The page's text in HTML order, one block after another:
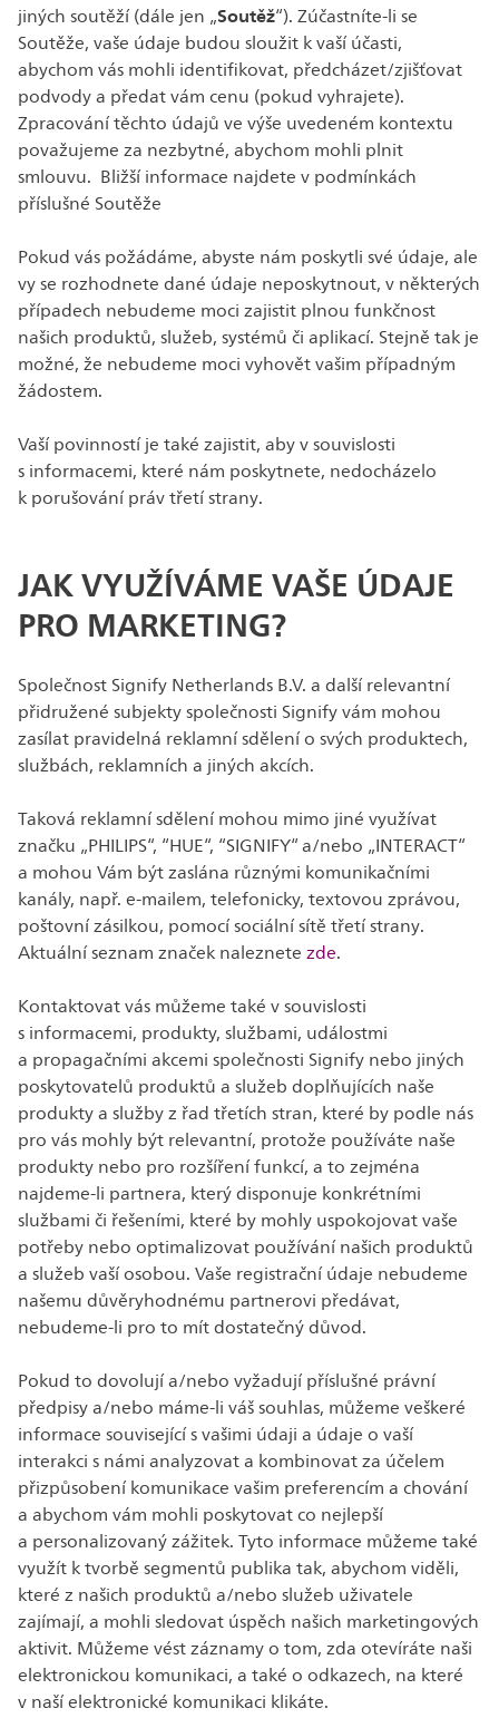
jiných soutěží (dále jen „Soutěž“). Zúčastníte-li se
Soutěže, vaše údaje budou sloužit k vaší účasti,
abychom vás mohli identifikovat, předcházet/zjišťovat
podvody a předat vám cenu (pokud vyhrajete).
Zpracování těchto údajů ve výše uvedeném kontextu
považujeme za nezbytné, abychom mohli plnit
smlouvu. Bližší informace najdete v podmínkách
příslušné Soutěže
Pokud vás požádáme, abyste nám poskytli své údaje, ale
vy se rozhodnete dané údaje neposkytnout, v některých
případech nebudeme moci zajistit plnou funkčnost
našich produktů, služeb, systémů či aplikací. Stejně tak je
možné, že nebudeme moci vyhovět vašim případným
žádostem.
Vaší povinností je také zajistit, aby v souvislosti
s informacemi, které nám poskytnete, nedocházelo
k porušování práv třetí strany.
JAK VYUŽÍVÁME VAŠE ÚDAJE
PRO MARKETING?
Společnost Signify Netherlands B.V. a další relevantní
přidružené subjekty společnosti Signify vám mohou
zasílat pravidelná reklamní sdělení o svých produktech,
službách, reklamních a jiných akcích.
Taková reklamní sdělení mohou mimo jiné využívat
značku „PHILIPS“, “HUE“, “SIGNIFY“ a/nebo „INTERACT“
a mohou Vám být zaslána různými komunikačními
kanály, např. e-mailem, telefonicky, textovou zprávou,
poštovní zásilkou, pomocí sociální sítě třetí strany.
Aktuální seznam značek naleznetezde.
Kontaktovat vás můžeme také v souvislosti
s informacemi, produkty, službami, událostmi
a propagačními akcemi společnosti Signify nebo jiných
poskytovatelů produktů a služeb doplňujících naše
produkty a služby z řad třetích stran, které by podle nás
pro vás mohly být relevantní, protože používáte naše
produkty nebo pro rozšíření funkcí, a to zejména
najdeme-li partnera, který disponuje konkrétními
službami či řešeními, které by mohly uspokojovat vaše
potřeby nebo optimalizovat používání našich produktů
a služeb vaší osobou. Vaše registrační údaje nebudeme
našemu důvěryhodnému partnerovi předávat,
nebudeme-li pro to mít dostatečný důvod.
Pokud to dovolují a/nebo vyžadují příslušné právní
předpisy a/nebo máme-li váš souhlas, můžeme veškeré
informace související s vašimi údaji a údaje o vaší
interakci s námi analyzovat a kombinovat za účelem
přizpůsobení komunikace vašim preferencím a chování
a abychom vám mohli poskytovat co nejlepší
a personalizovaný zážitek. Tyto informace můžeme také
využít k tvorbě segmentů publika tak, abychom viděli,
které z našich produktů a/nebo služeb uživatele
zajímají, a mohli sledovat úspěch našich marketingových
aktivit. Můžeme vést záznamy o tom, zda otevíráte naši
elektronickou komunikaci, a také o odkazech, na které
v naší elektronické komunikaci klikáte.